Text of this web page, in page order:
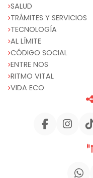
SALUD
TRÁMITES Y SERVICIOS
TECNOLOGÍA
AL LÍMITE
CÓDIGO SOCIAL
ENTRE NOS
RITMO VITAL
VIDA ECO